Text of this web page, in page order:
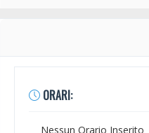
ORARI:
Nessun Orario Inserito